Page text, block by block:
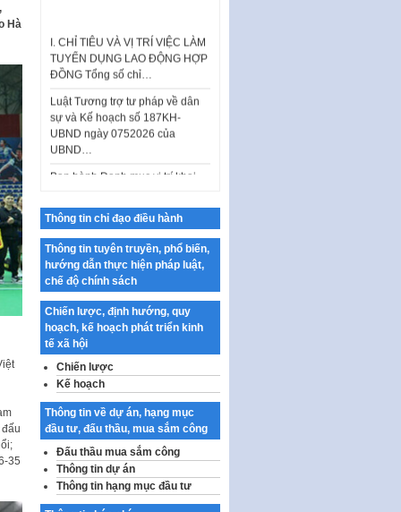
Hà
35
ĐỒNG Tổng số chỉ…
Luật Tương trợ tư pháp về dân
UBND ngày 0752026 của
UBND…
Ban hành Danh mục vị trí khai
Kế hoạch Tổ chức Cuộc thi
chính luận về bảo vệ nền tảng tư
tưởng của Đảng…
Công bố công khai dự toán kinh
phí xây dựng pháp luật, hoàn
thiện thể chế, chính…
Quy định về nghiên cứu, ứng
dụng khoa học, công nghệ, đổi
mới sáng tạo và chuyển…
Quy định chi tiết và hướng dẫn
thi hành một số điều của Luật Lý
lịch tư…
Sửa đổi, bổ sung một số nội
dung tại Nghị quyết số 30/NQ-
CP ngày 24 tháng 02…
Ban hành Chương trình hành
Thông tin chỉ đạo điều hành
Thông tin tuyên truyền, phổ biến,
hướng dẫn thực hiện pháp luật,
chế độ chính sách
Chiến lược, định hướng, quy
hoạch, kế hoạch phát triển kinh
tế xã hội
Chiến lược
Kế hoạch
Thông tin về dự án, hạng mục
đầu tư, đấu thầu, mua sắm công
Đấu thầu mua sắm công
Thông tin dự án
Thông tin hạng mục đầu tư